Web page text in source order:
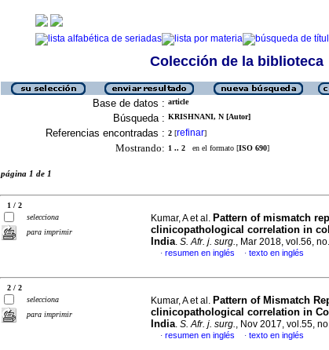
Colección de la biblioteca
Base de datos : article
Búsqueda : KRISHNANI, N [Autor]
Referencias encontradas : 2 [refinar]
Mostrando: 1 .. 2 en el formato [ISO 690]
página 1 de 1
1 / 2
selecciona
para imprimir
Kumar, A et al. Pattern of mismatch
clinicopathological correlation in
India. S. Afr. j. surg., Mar 2018, vol.56,
· resumen en inglés · texto en inglés
2 / 2
selecciona
para imprimir
Kumar, A et al. Pattern of Mismatch
clinicopathological correlation in
India. S. Afr. j. surg., Nov 2017, vol.55,
· resumen en inglés · texto en inglés